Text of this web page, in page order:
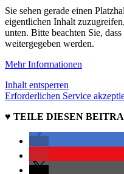
Sie sehen gerade einen
eigentlichen Inhalt
unten. Bitte beachten Sie,
weitergegeben werden.
Mehr Informationen
Inhalt entsperren
Erforderlichen Service
♥ TEILE DIESEN